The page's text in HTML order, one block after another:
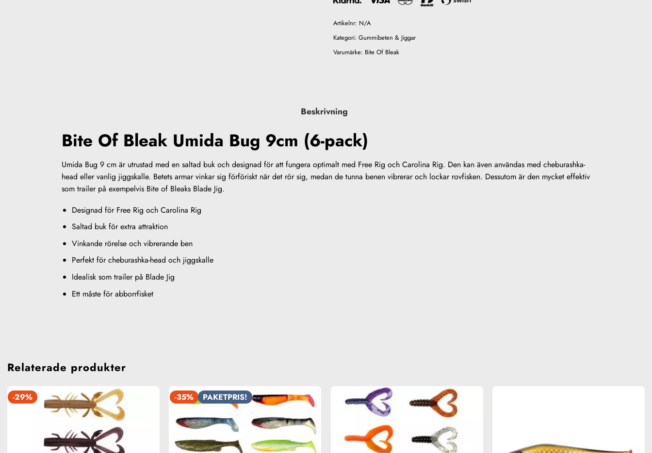
Artikelnr: N/A
Kategori: Gummibeten & Jiggar
Varumärke: Bite Of Bleak
Beskrivning
Bite Of Bleak Umida Bug 9cm (6-pack)
Umida Bug 9 cm är utrustad med en saltad buk och designad för att fungera optimalt med Free Rig och Carolina Rig. Den kan även användas med cheburashka-
head eller vanlig jiggskalle. Betets armar vinkar sig förföriskt när det rör sig, medan de tunna benen vibrerar och lockar rovfisken. Dessutom är den mycket effektiv
som trailer på exempelvis Bite of Bleaks Blade Jig.
Designad för Free Rig och Carolina Rig
Saltad buk för extra attraktion
Vinkande rörelse och vibrerande ben
Perfekt för cheburashka-head och jiggskalle
Idealisk som trailer på Blade Jig
Ett måste för abborrfisket
Relaterade produkter
-29% -35% PAKETPRIS!